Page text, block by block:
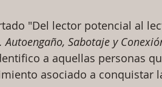
"Del lector potencial al
Autoengaño, Sabotaje y
a aquellas personas
asociado a conquistar